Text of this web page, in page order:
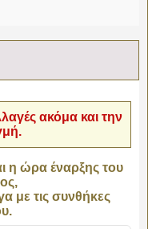
ακόμα και την
η ώρα έναρξης του
με τις συνθήκες